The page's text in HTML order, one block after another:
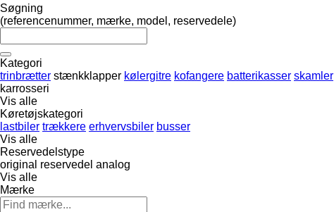
Søgning
(referencenummer, mærke, model, reservedele)
Kategori
trinbrætter stænkklapper kølergitre kofangere batterikasser skamler
karrosseri
Vis alle
Køretøjskategori
lastbiler trækkere erhvervsbiler busser
Vis alle
Reservedelstype
original reservedel analog
Vis alle
Mærke